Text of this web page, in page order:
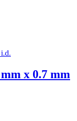
x 0.7 mm